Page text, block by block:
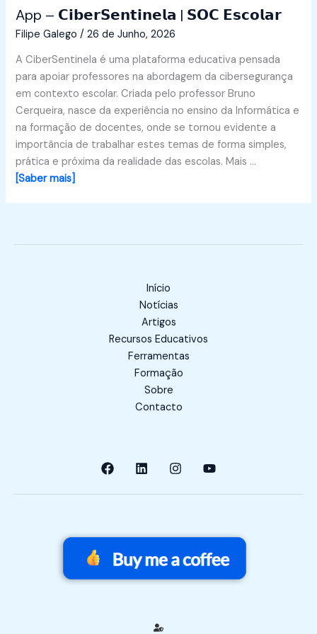
App – 𝗖𝗶𝗯𝗲𝗿𝗦𝗲𝗻𝘁𝗶𝗻𝗲𝗹𝗮 | 𝗦𝗢𝗖 𝗘𝘀𝗰𝗼𝗹𝗮𝗿
Filipe Galego/26 de Junho, 2026
A CiberSentinela é uma plataforma educativa pensada
para apoiar professores na abordagem da cibersegurança
em contexto escolar. Criada pelo professor Bruno
Cerqueira, nasce da experiência no ensino da Informática e
na formação de docentes, onde se tornou evidente a
importância de trabalhar estes temas de forma simples,
prática e próxima da realidade das escolas. Mais …
[Saber mais]
Início
Notícias
Artigos
Recursos Educativos
Ferramentas
Formação
Sobre
Contacto